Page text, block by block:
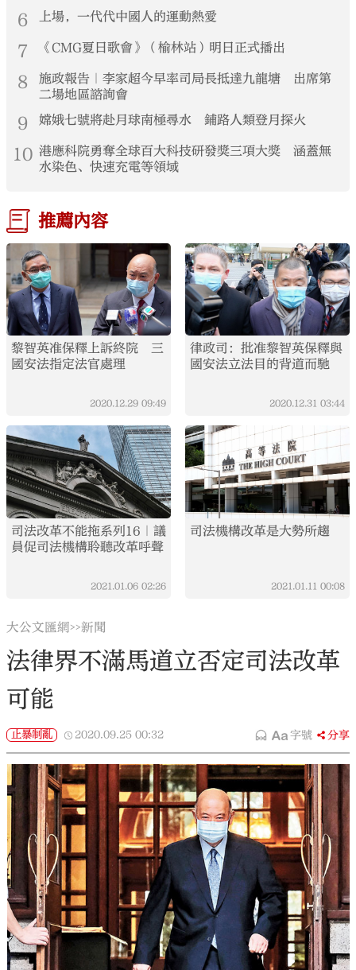
6 上場，一代代中國人的運動熱愛
7 《CMG夏日歌會》（榆林站）明日正式播出
8
施政報告｜李家超今早率司局長抵達九龍塘 出席第
二場地區諮詢會
9 嫦娥七號將赴月球南極尋水 鋪路人類登月探火
10 港應科院勇奪全球百大科技研發獎三項大獎 涵蓋無
水染色、快速充電等領域
推薦內容
黎智英准保釋上訴終院 三
國安法指定法官處理
2020.12.29 09:49
律政司：批准黎智英保釋與
國安法立法目的背道而馳
2020.12.31 03:44
司法改革不能拖系列16｜議
員促司法機構聆聽改革呼聲
2021.01.06 02:26
司法機構改革是大勢所趨
2021.01.11 00:08
大公文匯網>>新聞
法律界不滿馬道立否定司法改革
可能
止暴制亂 2020.09.25 00:32 字號 分享